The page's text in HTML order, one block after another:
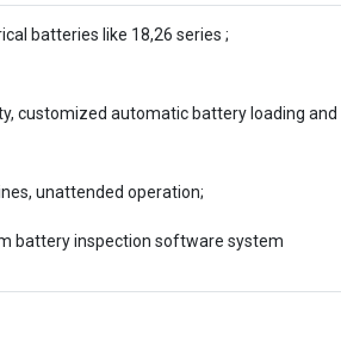
batteries like 18,26 series ;
customized automatic battery loading and
unattended operation;
battery inspection software system